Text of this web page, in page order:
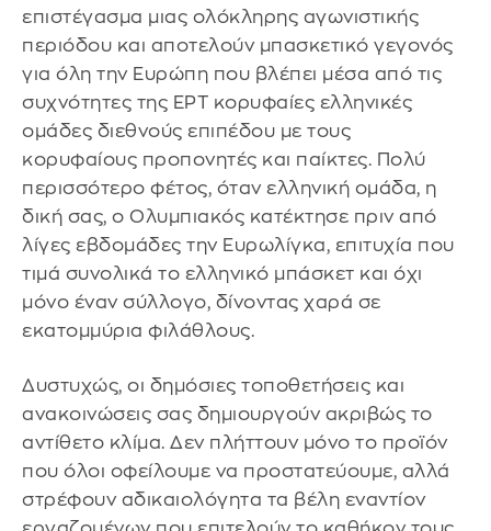
επιστέγασμα μιας ολόκληρης αγωνιστικής
περιόδου και αποτελούν μπασκετικό γεγονός
για όλη την Ευρώπη που βλέπει μέσα από τις
συχνότητες της ΕΡΤ κορυφαίες ελληνικές
ομάδες διεθνούς επιπέδου με τους
κορυφαίους προπονητές και παίκτες. Πολύ
περισσότερο φέτος, όταν ελληνική ομάδα, η
δική σας, ο Ολυμπιακός κατέκτησε πριν από
λίγες εβδομάδες την Ευρωλίγκα, επιτυχία που
τιμά συνολικά το ελληνικό μπάσκετ και όχι
μόνο έναν σύλλογο, δίνοντας χαρά σε
εκατομμύρια φιλάθλους.
Δυστυχώς, οι δημόσιες τοποθετήσεις και
ανακοινώσεις σας δημιουργούν ακριβώς το
αντίθετο κλίμα. Δεν πλήττουν μόνο το προϊόν
που όλοι οφείλουμε να προστατεύουμε, αλλά
στρέφουν αδικαιολόγητα τα βέλη εναντίον